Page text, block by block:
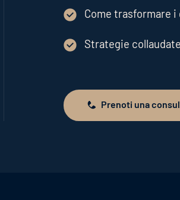
Come trasformare
Strategie
Prenoti una consulenza
Prenoti una